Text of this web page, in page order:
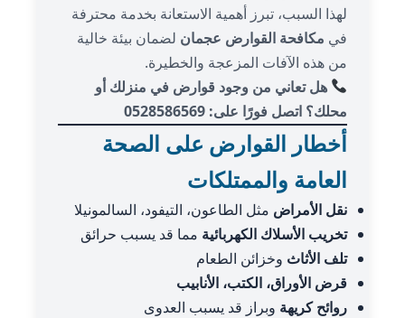
لهذا السبب، تبرز أهمية الاستعانة بخدمة محترفة
في مكافحة القوارض عجمان لضمان بيئة خالية
من هذه الآفات المزعجة والخطيرة.
هل تعاني من وجود قوارض في منزلك أو
محلك؟ اتصل فورًا على: 0528586569
أخطار القوارض على الصحة
العامة والممتلكات
نقل الأمراض مثل الطاعون، التيفود، السالمونيلا
تخريب الأسلاك الكهربائية مما قد يسبب حرائق
تلف الأثاث وخزائن الطعام
قرض الأوراق، الكتب، الأنابيب
روائح كريهة وبراز قد يسبب العدوى